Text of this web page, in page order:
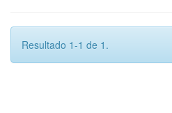
Resultado 1-1 de 1.